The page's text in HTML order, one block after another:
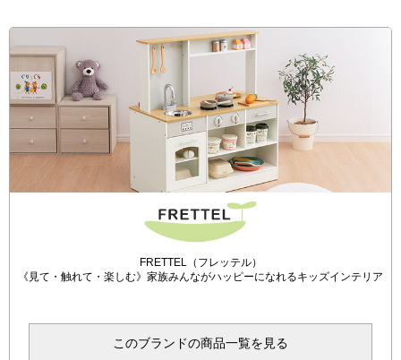
FRETTEL（フレッテル）
《見て・触れて・楽しむ》家族みんながハッピーになれるキッズインテリア
このブランドの商品一覧を見る